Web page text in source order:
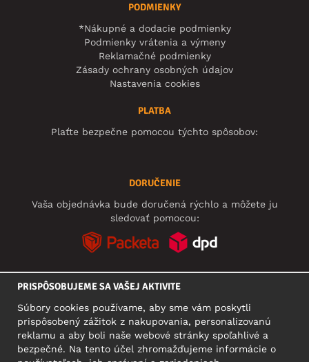
PODMIENKY
*Nákupné a dodacie podmienky
Podmienky vrátenia a výmeny
Reklamačné podmienky
Zásady ochrany osobných údajov
Nastavenia cookies
PLATBA
Plaťte bezpečne pomocou týchto spôsobov:
DORUČENIE
Vaša objednávka bude doručená rýchlo a môžete ju
sledovať pomocou:
SÍDLO
PRISPÔSOBUJEME SA VAŠEJ AKTIVITE
Súbory cookies používame, aby sme vám poskytli
prispôsobený zážitok z nakupovania, personalizovanú
reklamu a aby boli naše webové stránky spoľahlivé a
bezpečné. Na tento účel zhromažďujeme informácie o